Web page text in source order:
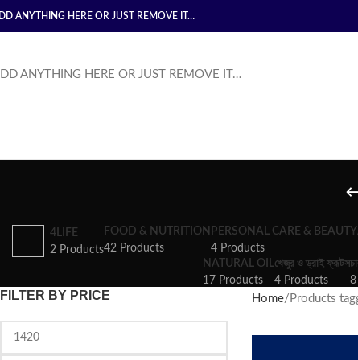
ANYTHING HERE OR JUST REMOVE IT…
ANYTHING HERE OR JUST REMOVE IT…
4LIFE
2 Products
FOOD & NUTRITION
42 Products
PERSONAL CARE & BEAUTY
4 Products
NATURAL OIL
17 Products
খেজুর ও ড্রাই ফ্রূটস
4 Products
8
FILTER BY PRICE Home Products